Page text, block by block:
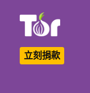
立刻捐款